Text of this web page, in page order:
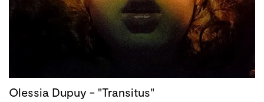
Olessia Dupuy - "Transitus"